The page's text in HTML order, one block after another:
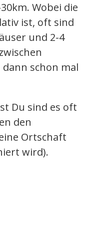
Wobei die
ist, oft sind
und 2-4
schon mal
Du sind es oft
den
Ortschaft
wird).